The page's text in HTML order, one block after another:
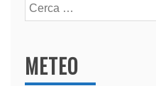
Ricerca
per:
METEO